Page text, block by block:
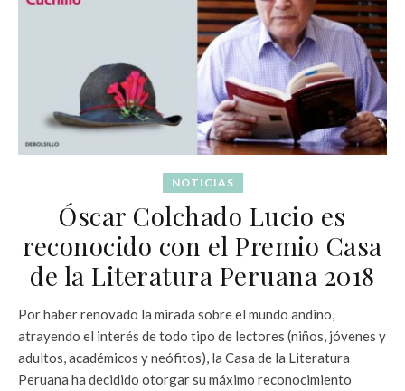
NOTICIAS
Óscar Colchado Lucio es
reconocido con el Premio Casa
de la Literatura Peruana 2018
Por haber renovado la mirada sobre el mundo andino,
atrayendo el interés de todo tipo de lectores (niños, jóvenes y
adultos, académicos y neófitos), la Casa de la Literatura
Peruana ha decidido otorgar su máximo reconocimiento